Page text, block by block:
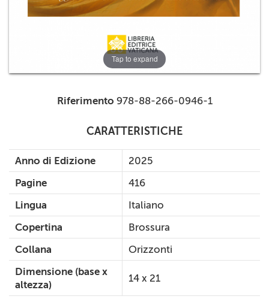
Tap to expand
Riferimento 978-88-266-0946-1
CARATTERISTICHE
Anno di Edizione
2025
Pagine
416
Lingua
Italiano
Copertina
Brossura
Collana
Orizzonti
Dimensione (base x
altezza)
14 x 21